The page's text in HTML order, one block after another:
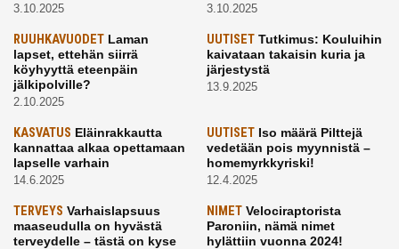
3.10.2025 3.10.2025
RUUHKAVUODET Laman
lapset, ettehän siirrä
köyhyyttä eteenpäin
jälkipolville?
2.10.2025
UUTISETTutkimus: Kouluihin
kaivataan takaisin kuria ja
järjestystä
13.9.2025
KASVATUS Eläinrakkautta
kannattaa alkaa opettamaan
lapselle varhain
14.6.2025
UUTISETIso määrä Pilttejä
vedetään pois myynnistä –
homemyrkkyriski!
12.4.2025
TERVEYS Varhaislapsuus
maaseudulla on hyvästä
terveydelle – tästä on kyse
NIMETVelociraptorista
Paroniin, nämä nimet
hylättiin vuonna 2024!